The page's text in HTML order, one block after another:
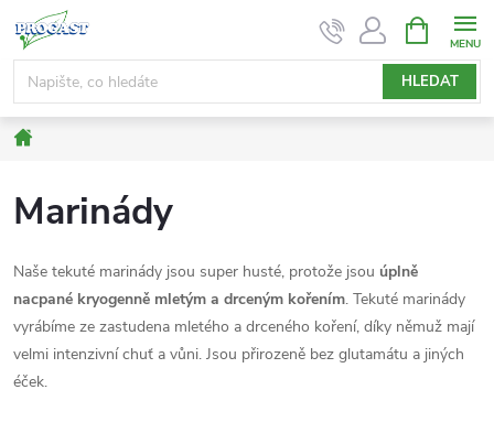
obsah
HLEDAT
NÁKUPNÍ
KOŠÍK
Marinády
Naše tekuté marinády jsou super husté, protože jsou úplně
nacpané kryogenně mletým a drceným kořením. Tekuté marinády
vyrábíme ze zastudena mletého a drceného koření, díky němuž mají
velmi intenzivní chuť a vůni. Jsou přirozeně bez glutamátu a jiných
éček.